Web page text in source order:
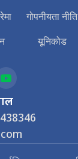
गोपनीयता नीति
यूनिकोड